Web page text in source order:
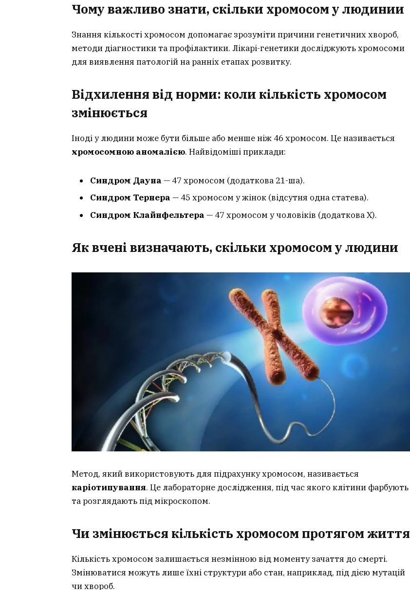
Чому важливо знати, скільки хромосом у людинии
Знання кількості хромосом допомагає зрозуміти причини генетичних хвороб,
методи діагностики та профілактики. Лікарі-генетики досліджують хромосоми
для виявлення патологій на ранніх етапах розвитку.
Відхилення від норми: коли кількість хромосом
змінюється
Іноді у людини може бути більше або менше ніж 46 хромосом. Це називається
хромосомною аномалією. Найвідоміші приклади:
Синдром Дауна — 47 хромосом (додаткова 21-ша).
Синдром Тернера — 45 хромосом у жінок (відсутня одна статева).
Синдром Клайнфельтера — 47 хромосом у чоловіків (додаткова X).
Як вчені визначають, скільки хромосом у людини
Метод, який використовують для підрахунку хромосом, називається
каріотипування. Це лабораторне дослідження, під час якого клітини фарбують
та розглядають під мікроскопом.
Чи змінюється кількість хромосом протягом життя
Кількість хромосом залишається незмінною від моменту зачаття до смерті.
Змінюватися можуть лише їхні структури або стан, наприклад, під дією мутацій
чи хвороб.